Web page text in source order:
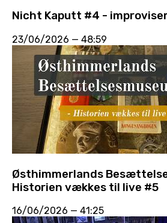
Nicht Kaputt #4 -
23/06/2026 — 48:59
Østhimmerlands
Historien vækkes til live #5
16/06/2026 — 41:25